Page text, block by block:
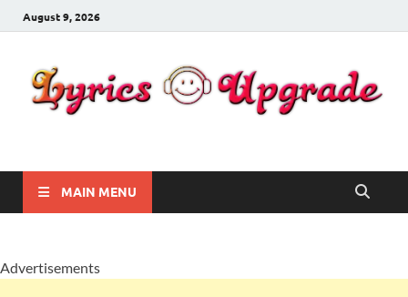
August 9, 2026
Lyricsupgrade
MAIN MENU
Advertisements